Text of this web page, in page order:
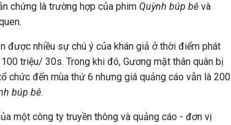
chứng là trường hợp của phim Quỳnh búp bê và
được nhiều sự chú ý của khán giả ở thời điểm phát
triệu/ 30s. Trong khi đó, Gương mặt thân quân bị
chức đến mùa thứ 6 nhưng giá quảng cáo vẫn là 200
búp bê.
một công ty truyền thông và quảng cáo - đơn vị